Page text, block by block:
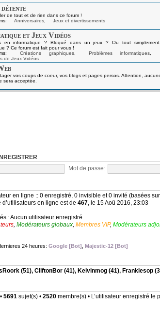
détente
de tout et de rien dans ce forum !
Anniversaires Jeux et divertissements
et Jeux Vidéos
en informatique ? Bloqué dans un jeux ? Ou tout
? Ce forum est fait pour vous !
Créations graphiques, Problèmes informatiques
de Jeux Vidéos
vos coups de coeur, vos blogs et pages persos. Attention,
sera acceptée.
Mot de passe:
en ligne :: 0 enregistré, 0 invisible et 0 invité (basées
en ligne est de 467, le 15 Aoû 2016, 23:03
: Aucun utilisateur enregistré
, Modérateurs globaux, Membres VIP, Modérateurs
24 heures: Google [Bot] Majestic-12 [Bot]
(51), CliftonBor (41), Kelvinmog (41), Frankiesop
5691 sujet(s) • 2520 membre(s) • L’utilisateur enregistré le